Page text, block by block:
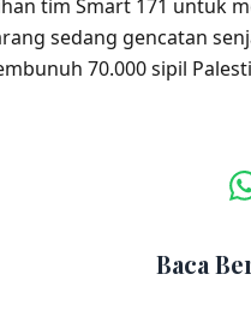
tim Smart 171 untuk
sedang gencatan
70.000 sipil
Baca